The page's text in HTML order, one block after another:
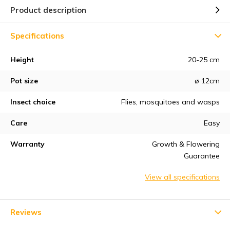
Product description
Specifications
Height 20-25 cm
Pot size ø 12cm
Insect choice Flies, mosquitoes and wasps
Care Easy
Warranty
Growth & Flowering
Guarantee
View all specifications
Reviews